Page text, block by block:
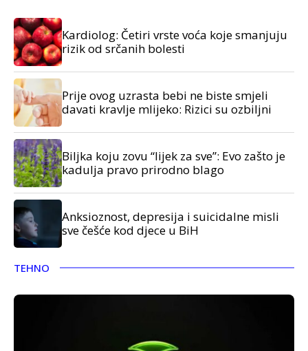
Kardiolog: Četiri vrste voća koje smanjuju
rizik od srčanih bolesti
Prije ovog uzrasta bebi ne biste smjeli
davati kravlje mlijeko: Rizici su ozbiljni
Biljka koju zovu “lijek za sve”: Evo zašto je
kadulja pravo prirodno blago
Anksioznost, depresija i suicidalne misli
sve češće kod djece u BiH
TEHNO